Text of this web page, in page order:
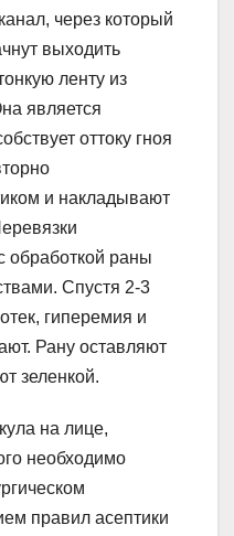
через который
выходить
ленту из
является
оттоку гноя
и накладывают
обработкой раны
Спустя 2-3
гиперемия и
Рану оставляют
зеленкой.
на лице,
необходимо
правил асептики